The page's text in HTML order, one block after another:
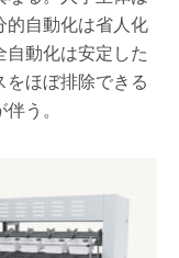
的自動化は省人化
動化は安定した
ほぼ排除できる
う。